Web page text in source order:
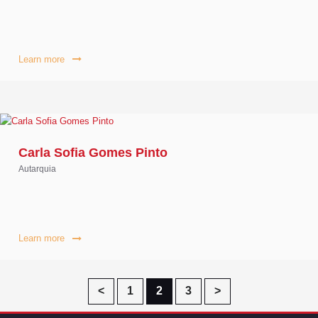
Learn more
Carla Sofia Gomes Pinto
Autarquia
Learn more
< Page
1 Page
2 Page
3 >